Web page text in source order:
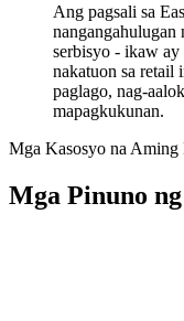
Ang pagsali sa
nangangahulugan
serbisyo - ikaw ay
nakatuon sa retail
paglago, nag-
mapagkukunan.
Mga Kasosyo na Aming
Mga Pinuno